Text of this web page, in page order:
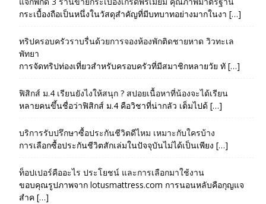
กระเบื้องถือเป็นหนึ่งในวัสดุสำคัญที่มีบทบาทอย่างมากในงา […]
ทริปครอบครัวราบรื่นด้วยการจองห้องพักติดชายหาด วิวทะเล
พัทยา
การจัดทริปท่องเที่ยวสำหรับครอบครัวที่มีสมาชิกหลายวัย ทั […]
ฟิสิกส์ ม.4 เรียนยังไงให้สนุก ? สปอยเนื้อหาที่น้องจะได้เรียน
หลายคนขึ้นชื่อว่าฟิสิกส์ ม.4 คือวิชาที่น่ากลัว เต็มไปด้ […]
บริการรับปรึกษาซื้อประกันชีวิตดีไหม เหมาะกับใครบ้าง
การเลือกซื้อประกันชีวิตสักเล่มในปัจจุบันไม่ได้เป็นเพียง […]
ท็อปเปอร์คืออะไร ประโยชน์ และการเลือกมาใช้งาน
ขอบคุณรูปภาพจาก lotusmattress.com การนอนหลับคือกุญแจ
สำค […]